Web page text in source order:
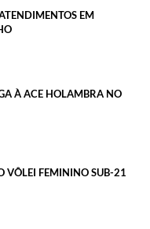
EM
À ACE HOLAMBRA NO
VÔLEI FEMININO SUB-21